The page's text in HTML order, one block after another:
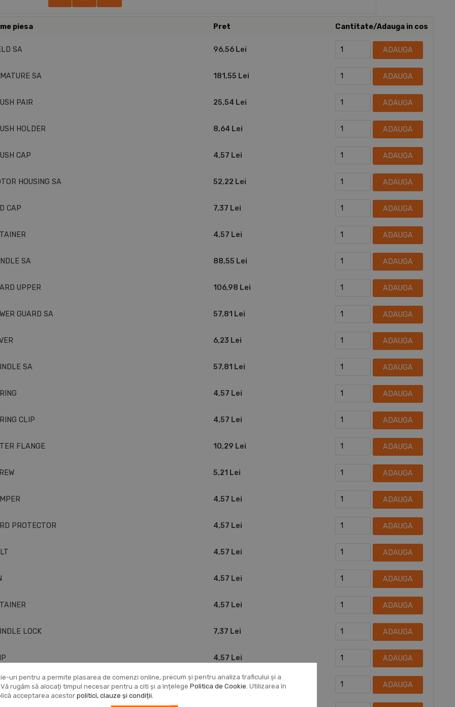
uri pentru a permite plasarea de comenzi online, precum și pentru analiza traficului și a
rugăm să alocați timpul necesar pentru a citi și a înțelege Politica de Cookie. Utilizarea în
acceptarea acestor politici, clauze și condiții.
piesa Pret Cantitate/Adauga in cos
SA 96,56 Lei ADAUGA
SA 181,55 Lei ADAUGA
PAIR 25,54 Lei ADAUGA
HOLDER 8,64 Lei ADAUGA
CAP 4,57 Lei ADAUGA
HOUSING SA 52,22 Lei ADAUGA
CAP 7,37 Lei ADAUGA
4,57 Lei ADAUGA
SA 88,55 Lei ADAUGA
UPPER 106,98 Lei ADAUGA
GUARD SA 57,81 Lei ADAUGA
6,23 Lei ADAUGA
SA 57,81 Lei ADAUGA
4,57 Lei ADAUGA
CLIP 4,57 Lei ADAUGA
FLANGE 10,29 Lei ADAUGA
5,21 Lei ADAUGA
4,57 Lei ADAUGA
PROTECTOR 4,57 Lei ADAUGA
4,57 Lei ADAUGA
4,57 Lei ADAUGA
4,57 Lei ADAUGA
LOCK 7,37 Lei ADAUGA
4,57 Lei ADAUGA
4,57 Lei ADAUGA